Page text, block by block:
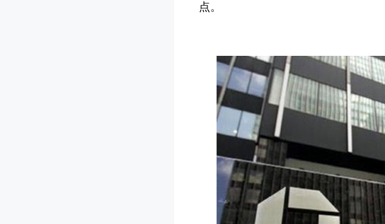
点。